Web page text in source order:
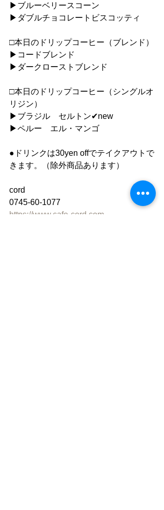
▶︎ブルーベリースコーン
▶︎ダブルチョコレートビスコッティ
□本日のドリップコーヒー（ブレンド）
▶︎コードブレンド
▶︎ダークローストブレンド
□本日のドリップコーヒー（シングルオ
リジン）
▶︎ブラジル　セルトン✔︎new
▶︎ペルー　エル・マンゴ
●ドリンクは30yen offでテイクアウトで
きます。（除外商品あります）
cord
0745-60-1077
https://www.cafe-cord.com